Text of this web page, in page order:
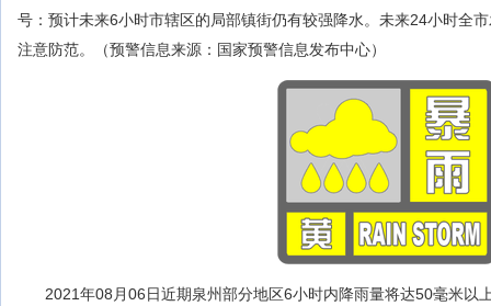
号：预计未来6小时市辖区的局部镇街仍有较强降水。未来24小时全
注意防范。（预警信息来源：国家预警信息发布中心）
2021年08月06日近期泉州部分地区6小时内降雨量将达50毫米以